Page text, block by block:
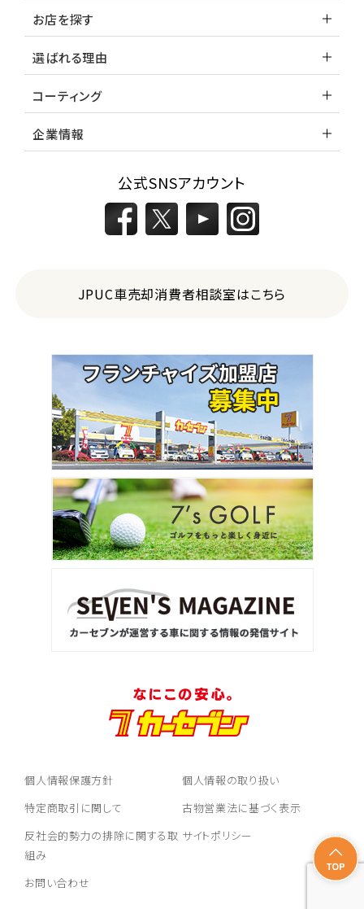
お店を探す
選ばれる理由
コーティング
企業情報
公式SNSアカウント
JPUC車売却消費者相談室はこちら
個人情報保護方針
個人情報の取り扱い
特定商取引に関して
古物営業法に基づく表示
反社会的勢力の排除に関する取
組み
サイトポリシー
お問い合わせ